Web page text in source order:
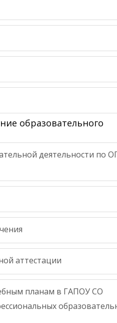
образовательного
деятельности по
аттестации
планам в ГАПОУ СО